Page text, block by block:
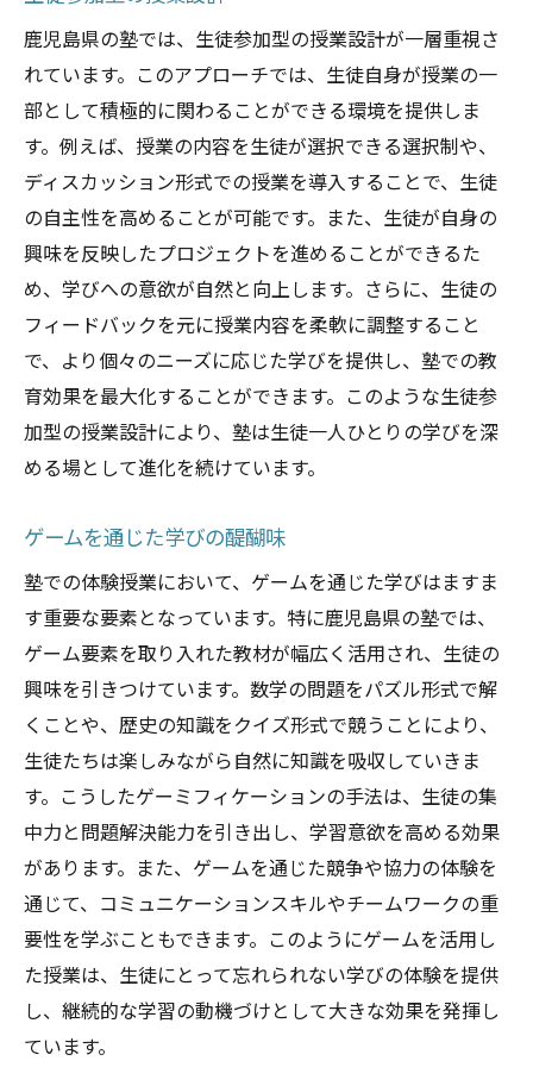
鹿児島県の塾では、生徒参加型の授業設計が一層重視さ
れています。このアプローチでは、生徒自身が授業の一
部として積極的に関わることができる環境を提供しま
す。例えば、授業の内容を生徒が選択できる選択制や、
ディスカッション形式での授業を導入することで、生徒
の自主性を高めることが可能です。また、生徒が自身の
興味を反映したプロジェクトを進めることができるた
め、学びへの意欲が自然と向上します。さらに、生徒の
フィードバックを元に授業内容を柔軟に調整すること
で、より個々のニーズに応じた学びを提供し、塾での教
育効果を最大化することができます。このような生徒参
加型の授業設計により、塾は生徒一人ひとりの学びを深
める場として進化を続けています。
ゲームを通じた学びの醍醐味
塾での体験授業において、ゲームを通じた学びはますま
す重要な要素となっています。特に鹿児島県の塾では、
ゲーム要素を取り入れた教材が幅広く活用され、生徒の
興味を引きつけています。数学の問題をパズル形式で解
くことや、歴史の知識をクイズ形式で競うことにより、
生徒たちは楽しみながら自然に知識を吸収していきま
す。こうしたゲーミフィケーションの手法は、生徒の集
中力と問題解決能力を引き出し、学習意欲を高める効果
があります。また、ゲームを通じた競争や協力の体験を
通じて、コミュニケーションスキルやチームワークの重
要性を学ぶこともできます。このようにゲームを活用し
た授業は、生徒にとって忘れられない学びの体験を提供
し、継続的な学習の動機づけとして大きな効果を発揮し
ています。